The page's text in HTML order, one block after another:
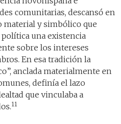
comunitarias, descansó en
material y simbólico que
una existencia
sobre los intereses
En esa tradición la
anclada materialmente en
definía el lazo
que vinculaba a
11